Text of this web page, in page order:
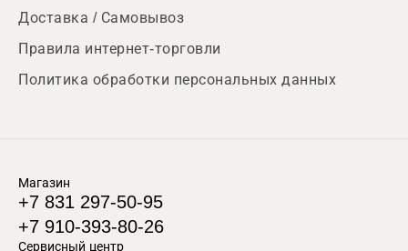
Доставка / Самовывоз
Правила интернет-торговли
Политика обработки персональных данных
Магазин
+7 831 297-50-95
+7 910-393-80-26
Сервисный центр